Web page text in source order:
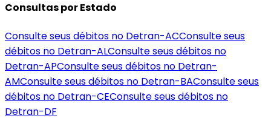
Consultas por Estado
Consulte seus débitos no Detran-ACConsulte seus
débitos no Detran-ALConsulte seus débitos no
Detran-APConsulte seus débitos no Detran-
AMConsulte seus débitos no Detran-BAConsulte seus
débitos no Detran-CEConsulte seus débitos no
Detran-DF